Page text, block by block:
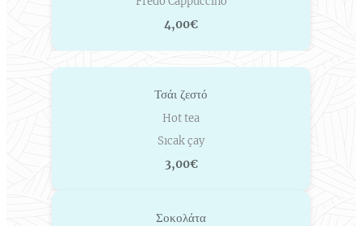
4,00€
Τσάι ζεστό
Hot tea
Sıcak çay
3,00€
Σοκολάτα